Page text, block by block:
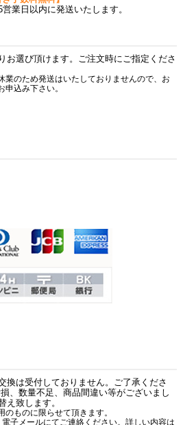
業日以内に発送いたします。
お選び頂けます。ご注文時にご指定くださ
のため発送はいたしておりませんので、お
込み下さい。
換は受付しておりません。ご了承くださ
、数量不足、商品間違い等がございまし
え致します。
ものに限らせて頂きます。
子メールにてご連絡ください。詳しい内容は